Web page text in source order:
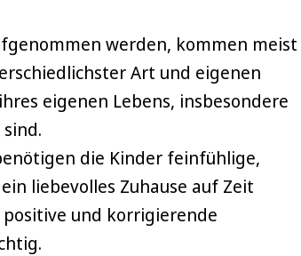
werden, kommen meist
Art und eigenen
eigenen Lebens, insbesondere
die Kinder feinfühlige,
liebevolles Zuhause auf Zeit
und korrigierende